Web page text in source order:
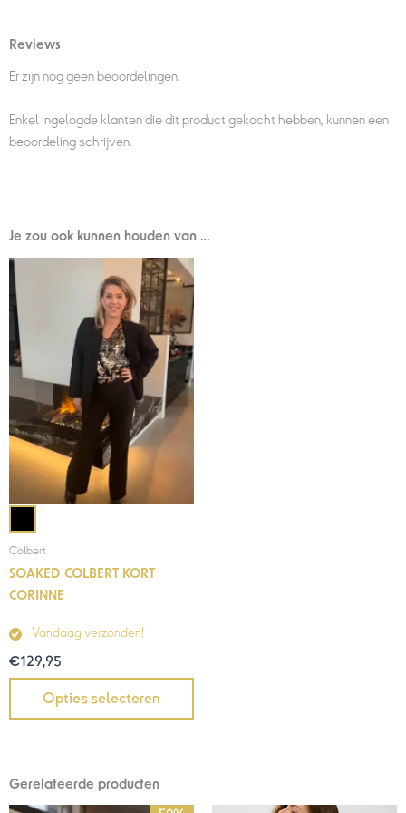
Reviews
Er zijn nog geen beoordelingen.
Enkel ingelogde klanten die dit product gekocht hebben, kunnen een
beoordeling schrijven.
Je zou ook kunnen houden van …
Colbert
SOAKED COLBERT KORT
CORINNE
Vandaag verzonden!
€129,95
Opties selecteren
Gerelateerde producten